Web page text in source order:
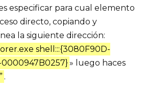
especificar para cual elemento
directo, copiando y
la siguiente dirección:
shell:::{3080F90D-
0000947B0257}» luego haces
.